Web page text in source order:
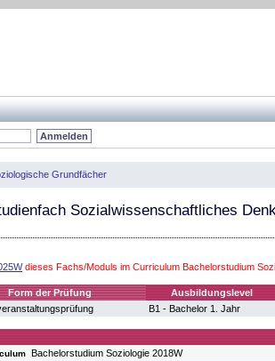
Grundfächer
Sozialwissenschaftliches
dieses Fachs/Moduls im Curriculum Bachelorstudium
Form der Prüfung Ausbildungslevel
B1 - Bachelor 1. Jahr
Bachelorstudium Soziologie 2018W